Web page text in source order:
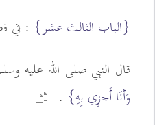
{الباب الثالث عشر} : في
قال النبي صلى الله عليه
وَأنَا أَجزِي بِهِ} .